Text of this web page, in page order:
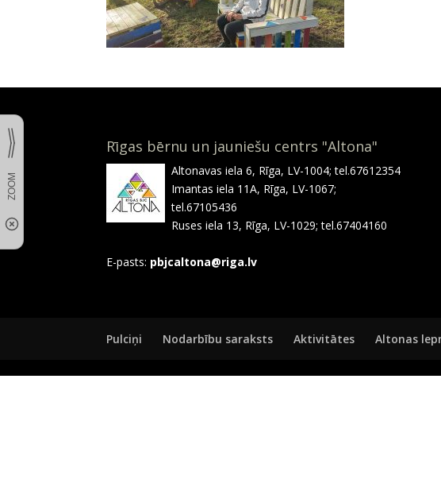
Rīgas bērnu un jauniešu centrs "Altona"
Altonavas iela 6, Rīga, LV-1004; tel.67612354
Imantas iela 11A, Rīga, LV-1067;
tel.67105436
Ruses iela 13, Rīga, LV-1029; tel.67404160
E-pasts: pbjcaltona@riga.lv
Pulciņi Nodarbību saraksts Aktivitātes Altonas